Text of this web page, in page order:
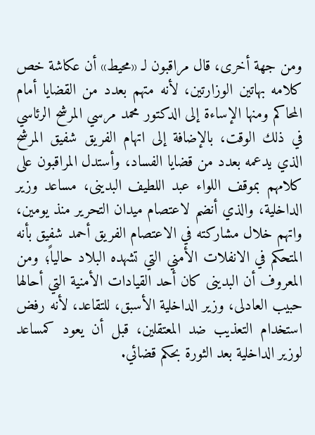
ومن جهة أخرى، قال مراقبون لـ «محيط» أن عكاشة خص
كلامه بهاتين الوزارتين، لأنه متهم بعدد من القضايا أمام
المحاكم ومنها الإساءة إلى الدكتور محمد مرسي المرشح الرئاسي
في ذلك الوقت، بالإضافة إلى اتهام الفريق شفيق المرشح
الذي يدعمه بعدد من قضايا الفساد، وأستدل المراقبون على
كلامهم بموقف اللواء عبد اللطيف البدينى، مساعد وزير
الداخلية، والذي أنضم لاعتصام ميدان التحرير منذ يومين،
واتهم خلال مشاركته في الاعتصام الفريق أحمد شفيق بأنه
المتحكم في الانفلات الأمني التي تشهده البلاد حالياً؛ ومن
المعروف أن البدينى كان أحد القيادات الأمنية التي أحالها
حبيب العادلى، وزير الداخلية الأسبق، للتقاعد، لأنه رفض
استخدام التعذيب ضد المعتقلين، قبل أن يعود كمساعد
لوزير الداخلية بعد الثورة بحكم قضائي.